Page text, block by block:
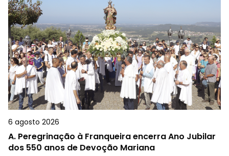
6 agosto 2026
A. Peregrinação à Franqueira encerra Ano Jubilar
dos 550 anos de Devoção Mariana